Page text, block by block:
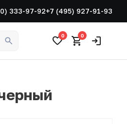
333-97-92+7 (495) 927-91-93
0 0